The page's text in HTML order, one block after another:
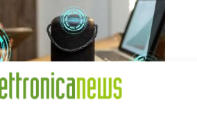
il tester SSD di Advantest
- 18 Ottobre 2023